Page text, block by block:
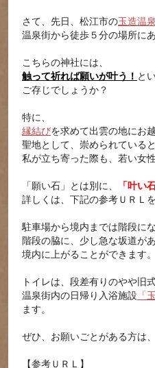
さて、先日、松江市の玉造温泉
温泉街から徒歩５分の場所に
こちらの神社には、
触って祈れば願いが叶う！ と
ご存じでしょうか？
特に、
縁結びを求めて出雲の地にお
聖地として、崇められている
私が立ち寄った際も、若い女
「願い石」とは別に、 「叶い
詳しくは、下記の参考ＵＲＬ
駐車場から境内までは階段に
階段の脇に、少し急な坂道が
境内に上がることができます。
トイレは、段差有りのやや旧
温泉街内の日帰り入浴施設 「
ます。
ぜひ、お願いごとがある方は
【参考ＵＲＬ】